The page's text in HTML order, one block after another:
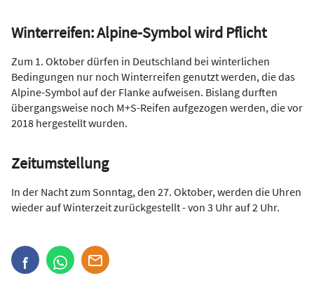
Winterreifen: Alpine-Symbol wird Pflicht
Zum 1. Oktober dürfen in Deutschland bei winterlichen
Bedingungen nur noch Winterreifen genutzt werden, die das
Alpine-Symbol auf der Flanke aufweisen. Bislang durften
übergangsweise noch M+S-Reifen aufgezogen werden, die vor
2018 hergestellt wurden.
Zeitumstellung
In der Nacht zum Sonntag, den 27. Oktober, werden die Uhren
wieder auf Winterzeit zurückgestellt - von 3 Uhr auf 2 Uhr.